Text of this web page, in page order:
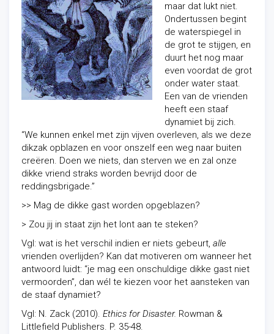
maar dat lukt niet.
Ondertussen begint
de waterspiegel in
de grot te stijgen, en
duurt het nog maar
even voordat de grot
onder water staat.
Een van de vrienden
heeft een staaf
dynamiet bij zich.
“We kunnen enkel met zijn vijven overleven, als we deze
dikzak opblazen en voor onszelf een weg naar buiten
creëren. Doen we niets, dan sterven we en zal onze
dikke vriend straks worden bevrijd door de
reddingsbrigade.”
>> Mag de dikke gast worden opgeblazen?
> Zou jij in staat zijn het lont aan te steken?
Vgl: wat is het verschil indien er niets gebeurt, alle
vrienden overlijden? Kan dat motiveren om wanneer het
antwoord luidt: “je mag een onschuldige dikke gast niet
vermoorden”, dan wél te kiezen voor het aansteken van
de staaf dynamiet?
Vgl: N. Zack (2010). Ethics for Disaster. Rowman &
Littlefield Publishers. P. 35-48.